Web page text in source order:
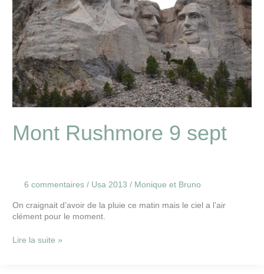
Mont Rushmore 9 sept
6 commentaires / Usa 2013 / Monique et Bruno
On craignait d’avoir de la pluie ce matin mais le ciel a l’air
clément pour le moment.
Lire la suite »